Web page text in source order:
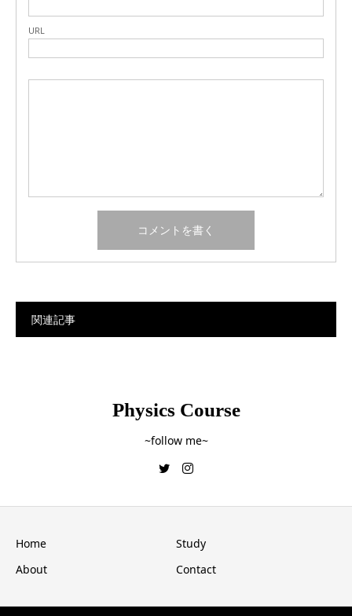
URL
関連記事
Physics Course
~follow me~
Home
Study
About
Contact